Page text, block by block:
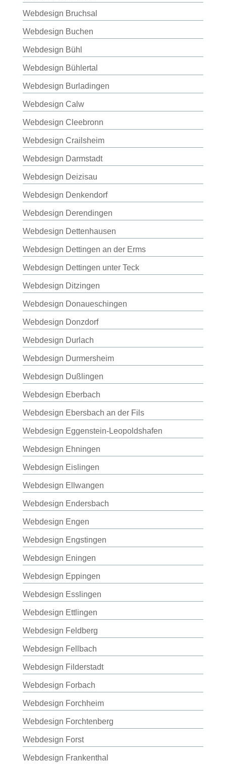
Webdesign Bruchsal
Webdesign Buchen
Webdesign Bühl
Webdesign Bühlertal
Webdesign Burladingen
Webdesign Calw
Webdesign Cleebronn
Webdesign Crailsheim
Webdesign Darmstadt
Webdesign Deizisau
Webdesign Denkendorf
Webdesign Derendingen
Webdesign Dettenhausen
Webdesign Dettingen an der Erms
Webdesign Dettingen unter Teck
Webdesign Ditzingen
Webdesign Donaueschingen
Webdesign Donzdorf
Webdesign Durlach
Webdesign Durmersheim
Webdesign Dußlingen
Webdesign Eberbach
Webdesign Ebersbach an der Fils
Webdesign Eggenstein-Leopoldshafen
Webdesign Ehningen
Webdesign Eislingen
Webdesign Ellwangen
Webdesign Endersbach
Webdesign Engen
Webdesign Engstingen
Webdesign Eningen
Webdesign Eppingen
Webdesign Esslingen
Webdesign Ettlingen
Webdesign Feldberg
Webdesign Fellbach
Webdesign Filderstadt
Webdesign Forbach
Webdesign Forchheim
Webdesign Forchtenberg
Webdesign Forst
Webdesign Frankenthal